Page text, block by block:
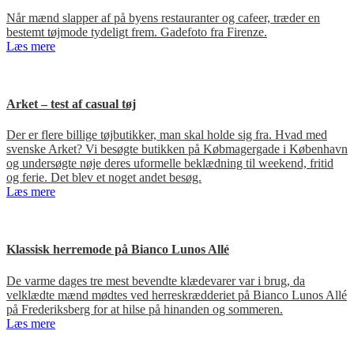
Når mænd slapper af på byens restauranter og cafeer, træder en
bestemt tøjmode tydeligt frem. Gadefoto fra Firenze.
Læs mere
Arket – test af casual tøj
Der er flere billige tøjbutikker, man skal holde sig fra. Hvad med
svenske Arket? Vi besøgte butikken på Købmagergade i København
og undersøgte nøje deres uformelle beklædning til weekend, fritid
og ferie. Det blev et noget andet besøg.
Læs mere
Klassisk herremode på Bianco Lunos Allé
De varme dages tre mest bevendte klædevarer var i brug, da
velklædte mænd mødtes ved herreskrædderiet på Bianco Lunos Allé
på Frederiksberg for at hilse på hinanden og sommeren.
Læs mere